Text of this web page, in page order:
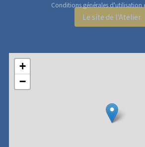
Conditions générales d'utilisation
Le site de l'Atelier